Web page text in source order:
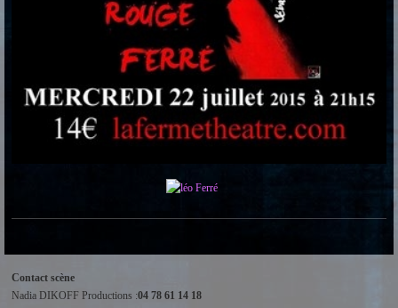
Contact scène
Nadia DIKOFF Productions :04 78 61 14 18